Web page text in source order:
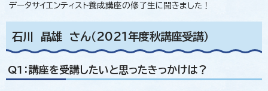
データサイエンティスト養成講座の修了生に聞きました！
石川 晶雄 さん（2021年度秋講座受講）
Q1：講座を受講したいと思ったきっかけは？